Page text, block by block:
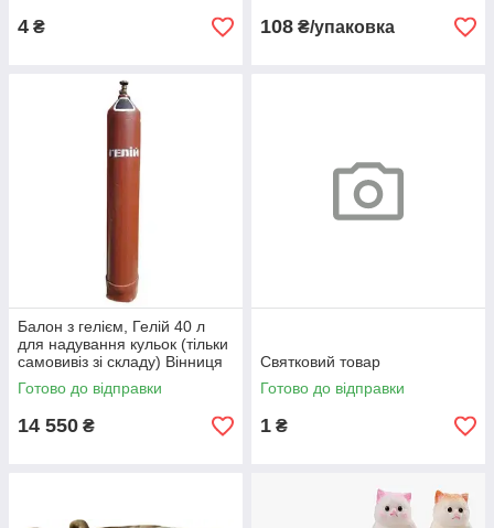
4 ₴ 108 ₴/упаковка
Балон з гелієм, Гелій 40 л
для надування кульок (тільки
самовивіз зі складу) Вінниця
Готово до відправки
14 550 ₴
Святковий товар
Готово до відправки
1 ₴